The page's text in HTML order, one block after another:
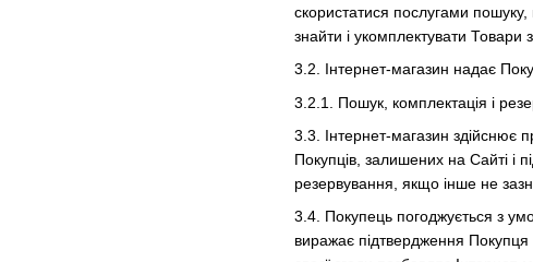
скористатися послугами пошуку,
знайти і укомплектувати
3.2. Інтернет-магазин надає
3.2.1. Пошук, комплектація і
3.3. Інтернет-магазин здійснює
Покупців, залишених на Сайті і
резервування, якщо інше не
3.4. Покупець погоджується з
виражає підтвердження